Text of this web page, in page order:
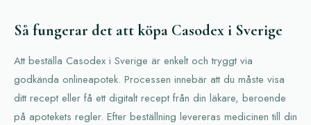
Så fungerar det att köpa Casodex i Sverige
Att beställa Casodex i Sverige är enkelt och tryggt via
godkända onlineapotek. Processen innebär att du måste visa
ditt recept eller få ett digitalt recept från din läkare, beroende
på apotekets regler. Efter beställning levereras medicinen till din